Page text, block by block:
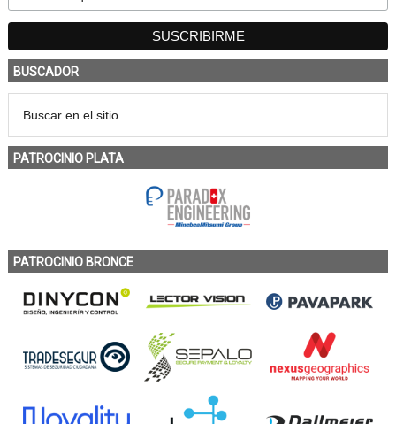
BUSCADOR
PATROCINIO PLATA
PATROCINIO BRONCE